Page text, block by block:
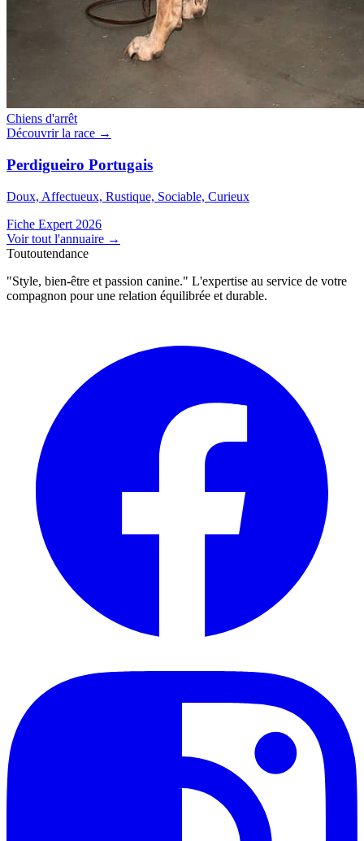
Chiens d'arrêt
Découvrir la race →
Perdigueiro Portugais
Doux, Affectueux, Rustique, Sociable, Curieux
Fiche Expert 2026
Voir tout l'annuaire →
Toutoutendance
"Style, bien-être et passion canine." L'expertise au service de votre
compagnon pour une relation équilibrée et durable.